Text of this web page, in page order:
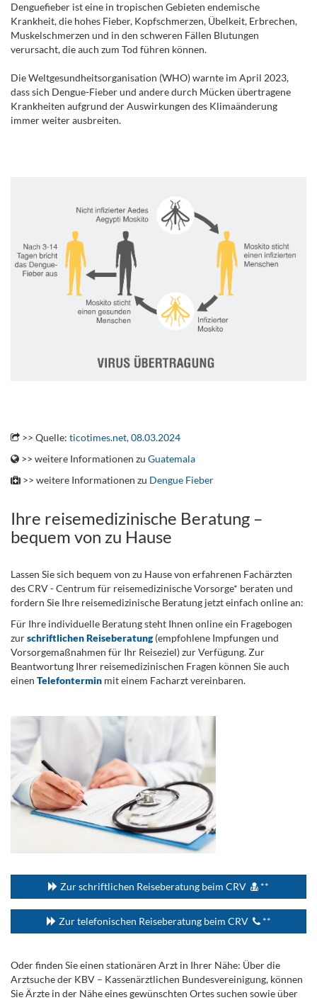
Denguefieber ist eine in tropischen Gebieten endemische
Krankheit, die hohes Fieber, Kopfschmerzen, Übelkeit, Erbrechen,
Muskelschmerzen und in den schweren Fällen Blutungen
verursacht, die auch zum Tod führen können.
Die Weltgesundheitsorganisation (WHO) warnte im April 2023,
dass sich Dengue-Fieber und andere durch Mücken übertragene
Krankheiten aufgrund der Auswirkungen des Klimaänderung
immer weiter ausbreiten.
>> Quelle: ticotimes.net, 08.03.2024
>> weitere Informationen zu Guatemala
>> weitere Informationen zu Dengue Fieber
Ihre reisemedizinische Beratung –
bequem von zu Hause
Lassen Sie sich bequem von zu Hause von erfahrenen Fachärzten
des CRV - Centrum für reisemedizinische Vorsorge* beraten und
fordern Sie Ihre reisemedizinische Beratung jetzt einfach online an:
Für Ihre individuelle Beratung steht Ihnen online ein Fragebogen
zurschriftlichen Reiseberatung(empfohlene Impfungen und
Vorsorgemaßnahmen für Ihr Reiseziel) zur Verfügung. Zur
Beantwortung Ihrer reisemedizinischen Fragen können Sie auch
einen Telefontermin mit einem Facharzt vereinbaren.
Zur schriftlichen Reiseberatung beim CRV **
Zur telefonischen Reiseberatung beim CRV **
Oder finden Sie einen stationären Arzt in Ihrer Nähe: Über die
Arztsuche der KBV – Kassenärztlichen Bundesvereinigung, können
Sie Ärzte in der Nähe eines gewünschten Ortes suchen sowie über